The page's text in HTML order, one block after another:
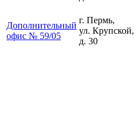
Дополнительный
офис № 59/05
г. Пермь,
ул. Крупской,
д. 30